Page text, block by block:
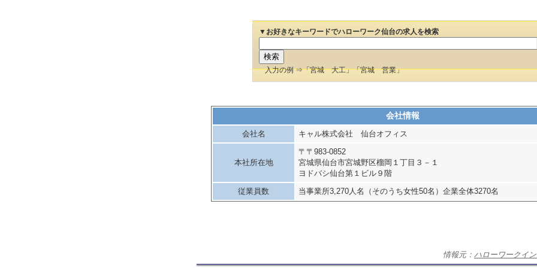
▼お好きなキーワードでハローワーク仙台の求人を検索
入力の例 ⇒「宮城 大工」「宮城 営業」
会社情報
会社名 キャル株式会社 仙台オフィス
本社所在地
〒〒983-0852
宮城県仙台市宮城野区榴岡１丁目３－１
ヨドバシ仙台第１ビル９階
従業員数
当事業所3,270人名（そのうち女性50名）企業全体3270名
情報元： ハローワークイ